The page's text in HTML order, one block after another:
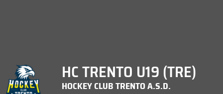
HC TRENTO U19 (TRE)
HOCKEY CLUB TRENTO A.S.D.